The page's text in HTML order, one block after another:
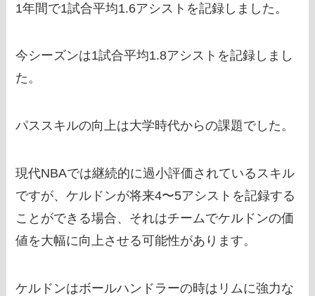
1年間で1試合平均1.6アシストを記録しました。
今シーズンは1試合平均1.8アシストを記録しまし
た。
パススキルの向上は大学時代からの課題でした。
現代NBAでは継続的に過小評価されているスキル
ですが、ケルドンが将来4〜5アシストを記録する
ことができる場合、それはチームでケルドンの価
値を大幅に向上させる可能性があります。
ケルドンはボールハンドラーの時はリムに強力な